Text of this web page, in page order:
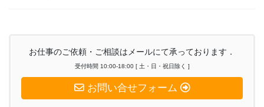
お仕事のご依頼・ご相談はメールにて承っております．
受付時間 10:00-18:00 [ 土・日・祝日除く ]
お問い合せフォーム